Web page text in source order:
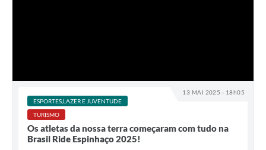
13 MAI 2025 - 18h05
ESPORTES,LAZER E JUVENTUDE
TURISMO
Os atletas da nossa terra começaram com tudo na
Brasil Ride Espinhaço 2025! ​